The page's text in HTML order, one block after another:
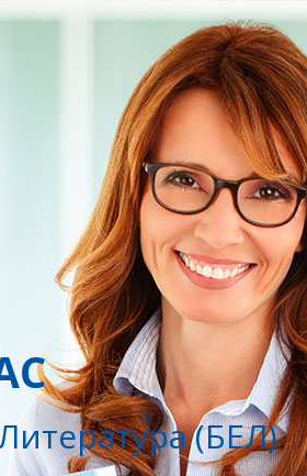
(БЕЛ)